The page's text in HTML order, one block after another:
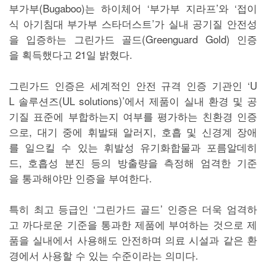
부가부(Bugaboo)는 하이체어 ‘부가부 지라프’와 ‘접이
식 아기침대 부가부 스타더스트’가 실내 공기질 안전성
을 입증하는 그린가드 골드(Greenguard Gold) 인증
을 획득했다고 21일 밝혔다.
그린가드 인증은 세계적인 안전 규격 인증 기관인 ‘U
L 솔루션즈(UL solutions)’에서 제품이 실내 환경 및 공
기질 표준에 부합하는지 여부를 평가하는 친환경 인증
으로, 대기 중에 휘발돼 알러지, 호흡 및 신경계 장애
를 일으킬 수 있는 휘발성 유기화합물과 포름알데히
드, 호흡성 분진 등의 방출량을 측정해 엄격한 기준
을 통과해야만 인증을 부여한다.
특히 최고 등급인 ‘그린가드 골드’ 인증은 더욱 엄격하
고 까다로운 기준을 통과한 제품에 부여하는 것으로 제
품을 실내에서 사용해도 안전하며 의료 시설과 같은 환
경에서 사용할 수 있는 수준이라는 의미다.